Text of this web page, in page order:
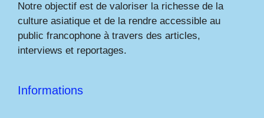
Notre objectif est de valoriser la richesse de la
culture asiatique et de la rendre accessible au
public francophone à travers des articles,
interviews et reportages.
Informations